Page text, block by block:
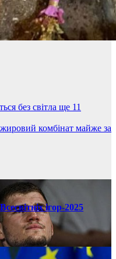
без світла ще 11
комбінат майже за
ігор-2025